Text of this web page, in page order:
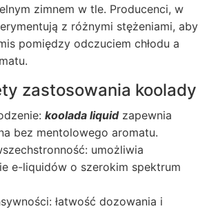
zimnem w tle. Producenci, w
z różnymi stężeniami, aby
pomiędzy odczuciem chłodu a
zastosowania koolady
koolada liquidzapewnia
bez mentolowego aromatu.
umożliwia
e-liquidów o szerokim spektrum
łatwość dozowania i